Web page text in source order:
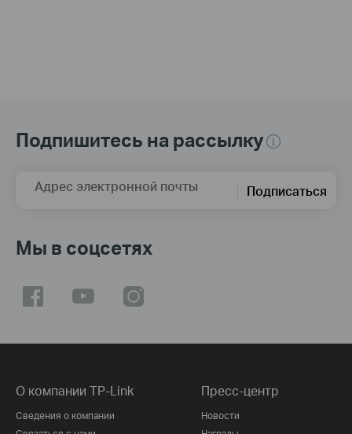
Подпишитесь на рассылку
Адрес электронной почты Подписаться
Мы в соцсетях
О компании TP-Link
Сведения о компании
Пресс-центр
Новости